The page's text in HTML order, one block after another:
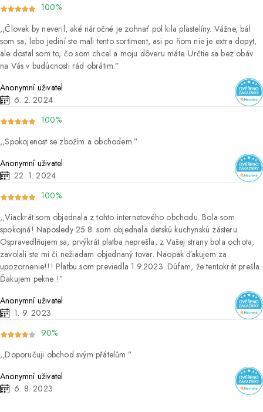
100%
Človek by neveril, aké náročné je zohnať pol kila plastelíny. Vážne, bál
som sa, lebo jediní ste mali tento sortiment, asi po ňom nie je extra dopyt,
ale dostal som to, čo som chcel a moju dôveru máte. Určtie sa bez obáv
na Vás v budúcnosti rád obrátim.
Anonymní uživatel
6. 2. 2024
100%
Spokojenost se zbožím a obchodem.
Anonymní uživatel
22. 1. 2024
100%
Viackrát som objednala z tohto internetového obchodu. Bola som
spokojná! Naposledy 25.8. som objednala detskú kuchynskú zásteru.
Ospravedlňujem sa, prvýkrát platba neprešla, z Vašej strany bola ochota,
zavolali ste mi či nežiadam objednaný tovar. Naopak ďakujem za
upozornenie!!! Platbu som previedla 1.9.2023. Dúfam, že tentokrát prešla.
Ďakujem pekne !
Anonymní uživatel
1. 9. 2023
90%
Doporučuji obchod svým přátelům.
Anonymní uživatel
6. 8. 2023